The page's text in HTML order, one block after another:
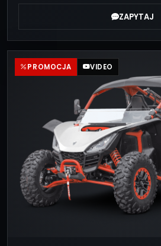
ZAPYTAJ
PROMOCJA VIDEO